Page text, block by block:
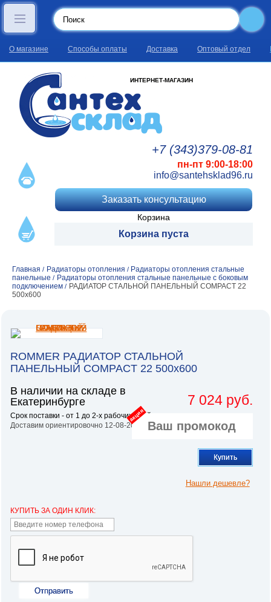
О магазине Способы оплаты Доставка Оптовый отдел
ИНТЕРНЕТ-МАГАЗИН
+7 (343)379-08-81
пн-пт 9:00-18:00
info@santehsklad96.ru
Заказать консультацию
Корзина
Корзина пуста
Главная / Радиаторы отопления / Радиаторы отопления стальные
панельные / Радиаторы отопления стальные панельные с боковым
подключением / РАДИАТОР СТАЛЬНОЙ ПАНЕЛЬНЫЙ COMPACT 22
500х600
ROMMER РАДИАТОР СТАЛЬНОЙ
ПАНЕЛЬНЫЙ COMPACT 22 500х600
В наличии на складе в
Екатеринбурге
Срок поставки - от 1 до 2-х рабочих дней.
Доставим ориентировочно 12-08-2026
7 024 руб.
акция
Купить
Нашли дешевле?
КУПИТЬ ЗА ОДИН КЛИК:
Отправить